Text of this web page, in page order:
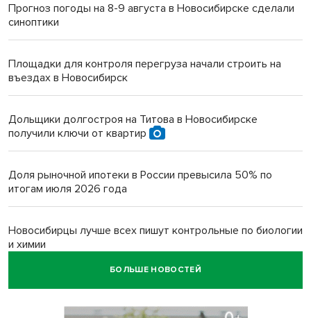
Прогноз погоды на 8-9 августа в Новосибирске сделали
синоптики
Площадки для контроля перегруза начали строить на
въездах в Новосибирск
Дольщики долгостроя на Титова в Новосибирске
получили ключи от квартир
Доля рыночной ипотеки в России превысила 50% по
итогам июля 2026 года
Новосибирцы лучше всех пишут контрольные по биологии
и химии
Нейросеть для диагностики депрессии в крови создали в
БОЛЬШЕ НОВОСТЕЙ